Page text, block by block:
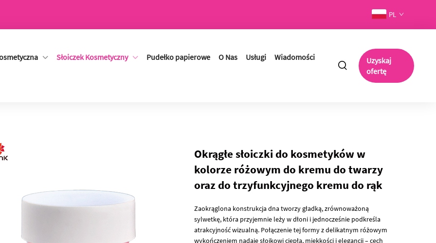
PL
Słoiczek Kosmetyczny Pudełko papierowe O Nas Usługi Wiadomości
Uzyskaj
ofertę
Okrągłe słoiczki do kosmetyków w
kolorze różowym do kremu do twarzy
oraz do trzyfunkcyjnego kremu do rąk
Zaokrąglona konstrukcja dna tworzy gładką, zrównoważoną
sylwetkę, która przyjemnie leży w dłoni i jednocześnie podkreśla
atrakcyjność wizualną. Połączenie tej formy z delikatnym różowym
wykończeniem nadaje słoikowi ciepła, miękkości i elegancji – cech